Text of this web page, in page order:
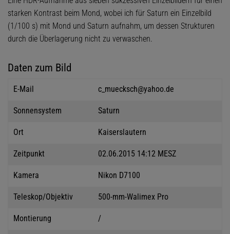
starken Kontrast beim Mond, wobei ich für Saturn ein Einzelbild
(1/100 s) mit Mond und Saturn aufnahm, um dessen Strukturen
durch die Überlagerung nicht zu verwaschen.
Daten zum Bild
E-Mail c_muecksch@yahoo.de
Sonnensystem Saturn
Ort Kaiserslautern
Zeitpunkt 02.06.2015 14:12 MESZ
Kamera Nikon D7100
Teleskop/Objektiv 500-mm-Walimex Pro
Montierung /